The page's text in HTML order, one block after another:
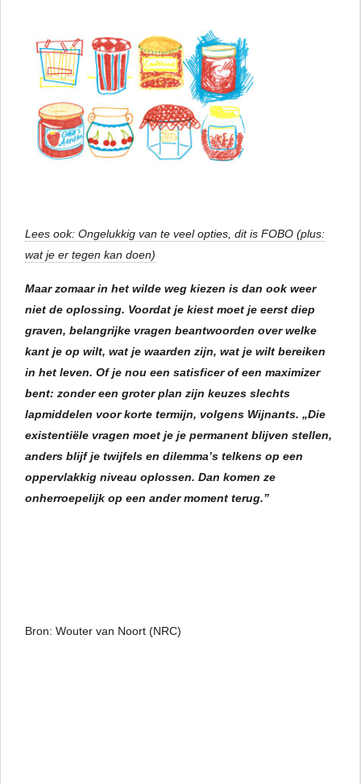
Lees ook: Ongelukkig van te veel opties, dit is FOBO (plus:
wat je er tegen kan doen)
Maar zomaar in het wilde weg kiezen is dan ook weer
niet de oplossing. Voordat je kiest moet je eerst diep
graven, belangrijke vragen beantwoorden over welke
kant je op wilt, wat je waarden zijn, wat je wilt bereiken
in het leven. Of je nou een satisficer of een maximizer
bent: zonder een groter plan zijn keuzes slechts
lapmiddelen voor korte termijn, volgens Wijnants. „Die
existentiële vragen moet je je permanent blijven stellen,
anders blijf je twijfels en dilemma’s telkens op een
oppervlakkig niveau oplossen. Dan komen ze
onherroepelijk op een ander moment terug.”
Bron: Wouter van Noort (NRC)